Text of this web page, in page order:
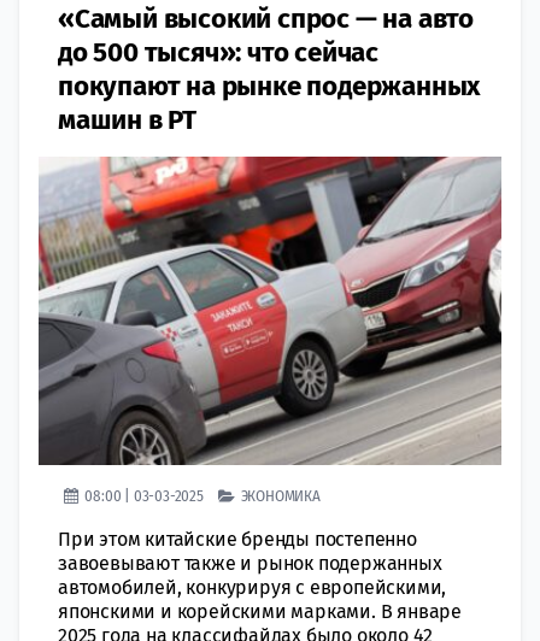
«Самый высокий спрос — на авто
до 500 тысяч»: что сейчас
покупают на рынке подержанных
машин в РТ
08:00 | 03-03-2025 ЭКОНОМИКА
При этом китайские бренды постепенно
завоевывают также и рынок подержанных
автомобилей, конкурируя с европейскими,
японскими и корейскими марками. В январе
2025 года на классифайдах было около 42